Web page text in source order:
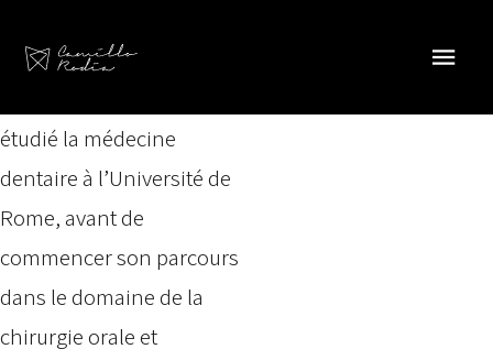
2016, le Dr. Rodia est né
étudié la médecine
dentaire à l’Université de
Rome, avant de
commencer son parcours
dans le domaine de la
chirurgie orale et